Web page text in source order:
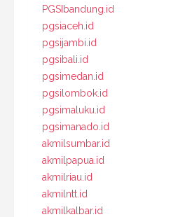
PGSIbandung.id
pgsiaceh.id
pgsijambi.id
pgsibali.id
pgsimedan.id
pgsilombok.id
pgsimaluku.id
pgsimanado.id
akmilsumbar.id
akmilpapua.id
akmilriau.id
akmilntt.id
akmilkalbar.id